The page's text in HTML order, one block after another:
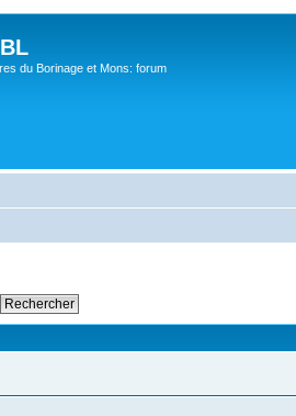
du Borinage et Mons: forum